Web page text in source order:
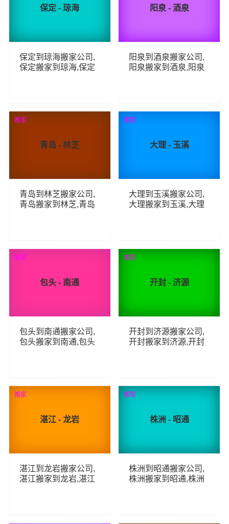
保定 - 琼海
保定到琼海搬家公司,
保定搬家到琼海,保定
68 查看详细
阳泉 - 酒泉
阳泉到酒泉搬家公司,
阳泉搬家到酒泉,阳泉
55 查看详细
青岛 - 林芝
青岛到林芝搬家公司,
青岛搬家到林芝,青岛
102 查看详细
搬家
大理 - 玉溪
大理到玉溪搬家公司,
大理搬家到玉溪,大理
75 查看详细
搬家
包头 - 南通
包头到南通搬家公司,
包头搬家到南通,包头
63 查看详细
搬家
开封 - 济源
开封到济源搬家公司,
开封搬家到济源,开封
119 查看详细
搬家
湛江 - 龙岩
湛江到龙岩搬家公司,
湛江搬家到龙岩,湛江
搬家
株洲 - 昭通
株洲到昭通搬家公司,
株洲搬家到昭通,株洲
搬家